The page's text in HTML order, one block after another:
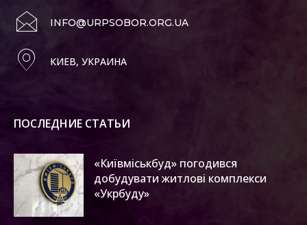
INFO@URPSOBOR.ORG.UA
КИЕВ, УКРАИНА
ПОСЛЕДНИЕ СТАТЬИ
«Київміськбуд» погодився
добудувати житлові комплекси
«Укрбуду»